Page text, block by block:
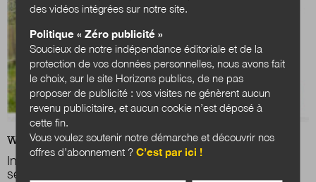
WEB ACTUALITÉS
Ingénierie dans les communes rurales :
service civique ou VTA : du beau travail !
des vidéos intégrées sur notre site.
Politique « Zéro publicité »
Soucieux de notre indépendance éditoriale et de la
protection de vos données personnelles, nous avons fait
le choix, sur le site Horizons publics, de ne pas
proposer de publicité : vos visites ne génèrent aucun
revenu publicitaire, et aucun cookie n’est déposé à
cette fin.
Vous voulez soutenir notre démarche et découvrir nos
offres d’abonnement ?C’est par ici !